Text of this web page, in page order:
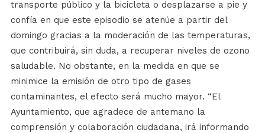
transporte público y la bicicleta o desplazarse a pie y
confía en que este episodio se atenúe a partir del
domingo gracias a la moderación de las temperaturas,
que contribuirá, sin duda, a recuperar niveles de ozono
saludable. No obstante, en la medida en que se
minimice la emisión de otro tipo de gases
contaminantes, el efecto será mucho mayor. “El
Ayuntamiento, que agradece de antemano la
comprensión y colaboración ciudadana, irá informando